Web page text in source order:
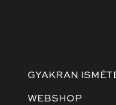
GYAKRAN
WEBSHOP